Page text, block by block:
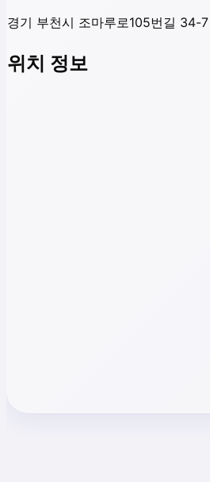
경기 부천시 조마루로105번길 34-7
위치 정보